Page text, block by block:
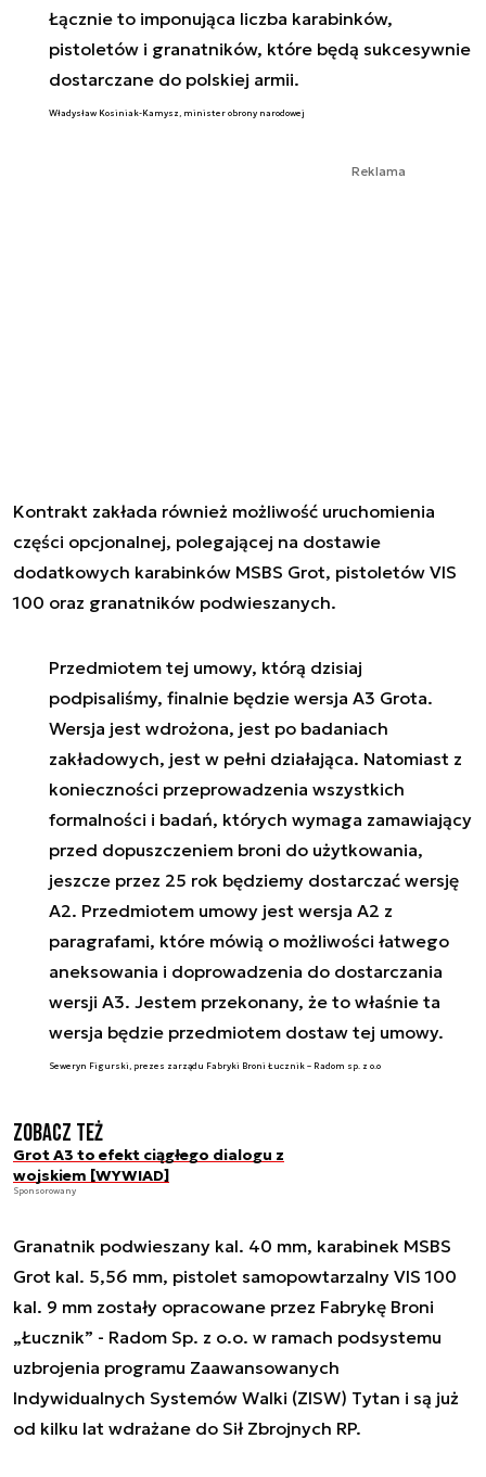
Łącznie to imponująca liczba karabinków,
pistoletów i granatników, które będą sukcesywnie
dostarczane do polskiej armii.
Władysław Kosiniak-Kamysz, minister obrony narodowej
Reklama
Kontrakt zakłada również możliwość uruchomienia
części opcjonalnej, polegającej na dostawie
dodatkowych karabinków MSBS Grot, pistoletów VIS
100 oraz granatników podwieszanych.
Przedmiotem tej umowy, którą dzisiaj
podpisaliśmy, finalnie będzie wersja A3 Grota.
Wersja jest wdrożona, jest po badaniach
zakładowych, jest w pełni działająca. Natomiast z
konieczności przeprowadzenia wszystkich
formalności i badań, których wymaga zamawiający
przed dopuszczeniem broni do użytkowania,
jeszcze przez 25 rok będziemy dostarczać wersję
A2. Przedmiotem umowy jest wersja A2 z
paragrafami, które mówią o możliwości łatwego
aneksowania i doprowadzenia do dostarczania
wersji A3. Jestem przekonany, że to właśnie ta
wersja będzie przedmiotem dostaw tej umowy.
Seweryn Figurski, prezes zarządu Fabryki Broni Łucznik – Radom sp. z o.o
Zobacz też
Grot A3 to efekt ciągłego dialogu z
wojskiem [WYWIAD]
Sponsorowany
Granatnik podwieszany kal. 40 mm, karabinek MSBS
Grot kal. 5,56 mm, pistolet samopowtarzalny VIS 100
kal. 9 mm zostały opracowane przez Fabrykę Broni
„Łucznik” - Radom Sp. z o.o. w ramach podsystemu
uzbrojenia programu Zaawansowanych
Indywidualnych Systemów Walki (ZISW) Tytan i są już
od kilku lat wdrażane do Sił Zbrojnych RP.